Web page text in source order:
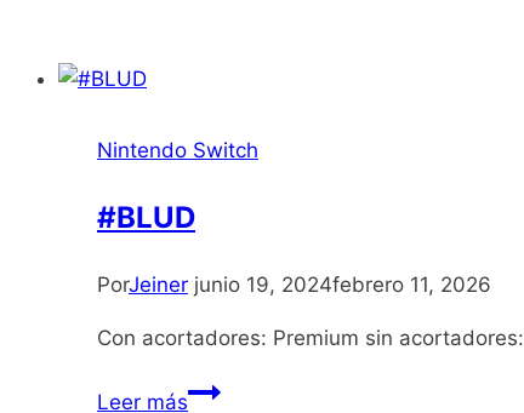
Nintendo Switch
#BLUD
PorJeiner junio 19, 2024febrero 11, 2026
Con acortadores: Premium sin acortadores:
Leer más#BLUD